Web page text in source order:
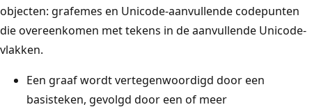
objecten: grafemes en Unicode-aanvullende codepunten
die overeenkomen met tekens in de aanvullende Unicode-
vlakken.
Een graaf wordt vertegenwoordigd door een
basisteken, gevolgd door een of meer